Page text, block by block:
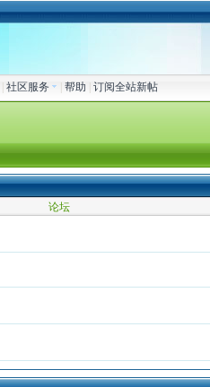
|社区服务 |帮助 |订阅全站新帖
论坛